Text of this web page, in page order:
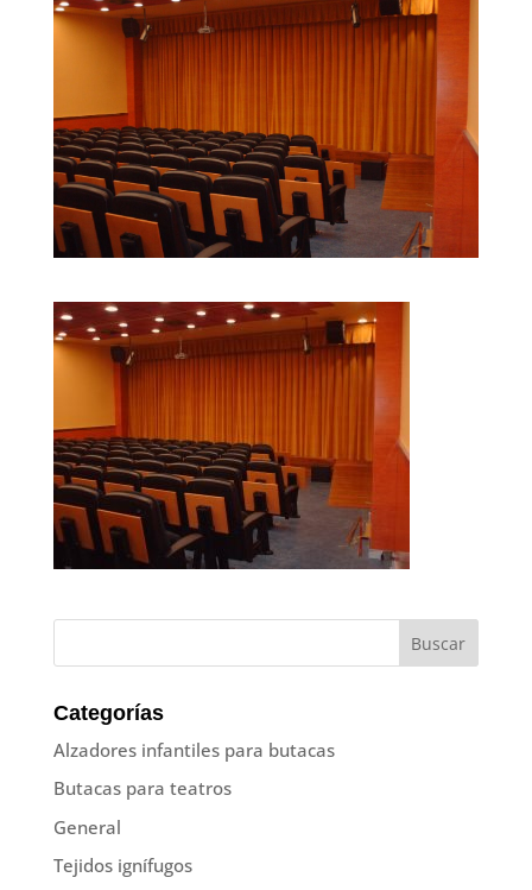
Categorías
Alzadores infantiles para butacas
Butacas para teatros
General
Tejidos ignífugos